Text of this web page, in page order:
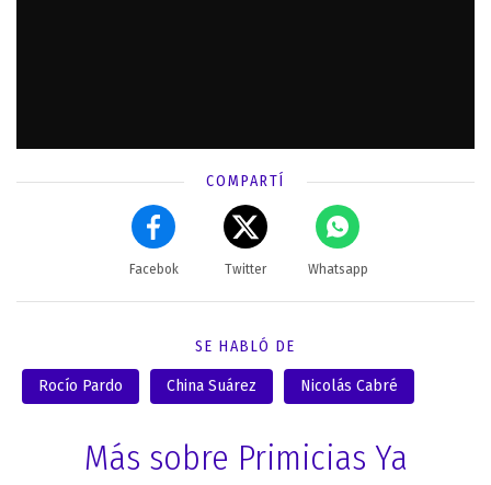
COMPARTÍ
Facebok Twitter Whatsapp
SE HABLÓ DE
Rocío Pardo China Suárez Nicolás Cabré
Más sobre Primicias Ya